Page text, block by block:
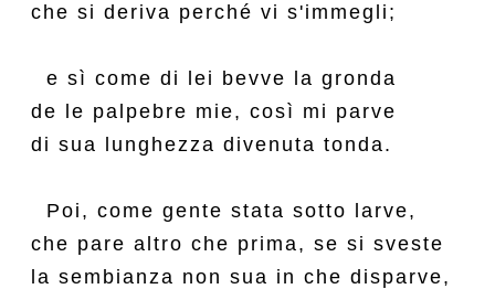
che si deriva perché vi s'immegli;
  e sì come di lei bevve la gronda
de le palpebre mie, così mi parve
di sua lunghezza divenuta tonda.
  Poi, come gente stata sotto larve,
che pare altro che prima, se si sveste
la sembianza non sua in che disparve,